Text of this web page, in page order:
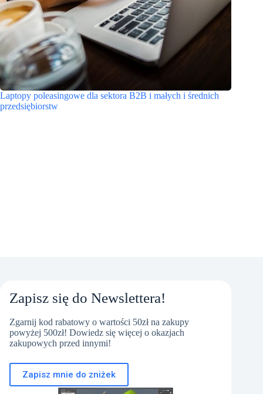
Laptopy poleasingowe dla sektora B2B i małych i średnich
przedsiębiorstw
Zapisz się do Newslettera!
Zgarnij kod rabatowy o wartości 50zł na zakupy
powyżej 500zł! Dowiedz się więcej o okazjach
zakupowych przed innymi!
Zapisz mnie do zniżek